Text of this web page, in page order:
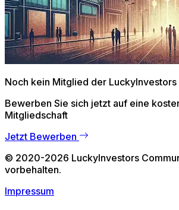
Noch kein Mitglied der
Bewerben Sie sich jetzt auf eine
Mitgliedschaft
Jetzt Bewerben
© 2020-2026 LuckyInvestors
vorbehalten.
Impressum